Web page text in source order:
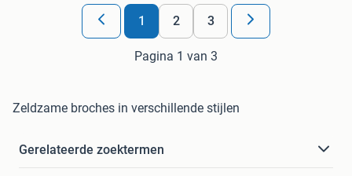
1 2 3
Pagina 1 van 3
Zeldzame broches in verschillende stijlen
Gerelateerde zoektermen